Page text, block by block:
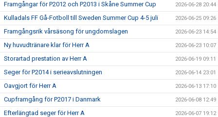
Framgångar för P2012 och P2013 i Skåne Summer Cup 2026-06-28 20:44
Kulladals FF Gå-Fotboll till Sweden Summer Cup 4-5 juli 2026-06-25 09:26
Framgångsrik vårsäsong för ungdomslagen 2026-06-23 14:54
Ny huvudtränare klar för Herr A 2026-06-23 10:07
Storartad prestation av Herr A 2026-06-19 09:11
Seger för P2014 i serieavslutningen 2026-06-14 23:01
Oavgjort för Herr A 2026-06-13 17:10
Cupframgång för P2017 i Danmark 2026-06-08 12:49
Efterlängtad seger för Herr A 2026-06-07 19:12